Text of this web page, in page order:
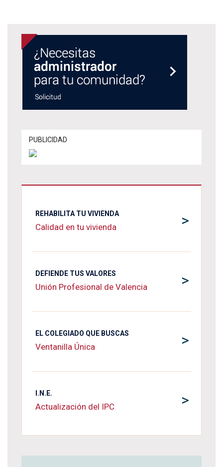
PUBLICIDAD
>
REHABILITA TU VIVIENDA
Calidad en tu vivienda
>
DEFIENDE TUS VALORES
Unión Profesional de Valencia
>
EL COLEGIADO QUE BUSCAS
Ventanilla Única
>
I.N.E.
Actualización del IPC